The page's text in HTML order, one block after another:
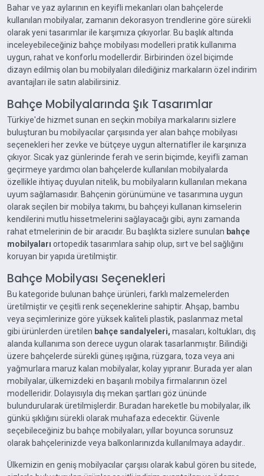
Bahar ve yaz aylarının en keyifli mekanları olan bahçelerde
kullanılan mobilyalar, zamanın dekorasyon trendlerine göre sürekli
olarak yeni tasarımlar ile karşımıza çıkıyorlar. Bu başlık altında
inceleyebileceğiniz bahçe mobilyası modelleri pratik kullanıma
uygun, rahat ve konforlu modellerdir. Birbirinden özel biçimde
dizayn edilmiş olan bu mobilyaları dilediğiniz markaların özel indirim
avantajları ile satın alabilirsiniz.
Bahçe Mobilyalarında Şık Tasarımlar
Türkiye'de hizmet sunan en seçkin mobilya markalarını sizlere
buluşturan bu mobilyacılar çarşısında yer alan bahçe mobilyası
seçenekleri her zevke ve bütçeye uygun alternatifler ile karşınıza
çıkıyor. Sıcak yaz günlerinde ferah ve serin biçimde, keyifli zaman
geçirmeye yardımcı olan bahçelerde kullanılan mobilyalarda
özellikle ihtiyaç duyulan nitelik, bu mobilyaların kullanılan mekana
uyum sağlamasıdır. Bahçenin görünümüne ve tasarımına uygun
olarak seçilen bir mobilya takımı, bu bahçeyi kullanan kimselerin
kendilerini mutlu hissetmelerini sağlayacağı gibi, aynı zamanda
rahat etmelerinin de bir aracıdır. Bu başlıkta sizlere sunulan bahçe
mobilyaları ortopedik tasarımlara sahip olup, sırt ve bel sağlığını
koruyan bir yapıda üretilmiştir.
Bahçe Mobilyası Seçenekleri
Bu kategoride bulunan bahçe ürünleri, farklı malzemelerden
üretilmiştir ve çeşitli renk seçeneklerine sahiptir. Ahşap, bambu
veya seçimlerinize göre yüksek kaliteli plastik, paslanmaz metal
gibi ürünlerden üretilen bahçe sandalyeleri, masaları, koltukları, dış
alanda kullanıma son derece uygun olarak tasarlanmıştır. Bilindiği
üzere bahçelerde sürekli güneş ışığına, rüzgara, toza veya ani
yağmurlara maruz kalan mobilyalar, kolay yıpranır. Burada yer alan
mobilyalar, ülkemizdeki en başarılı mobilya firmalarının özel
modelleridir. Dolayısıyla dış mekan şartları göz ününde
bulundurularak üretilmişlerdir. Buradan hareketle bu mobilyalar, ilk
günkü şıklığını sürekli olarak muhafaza edecektir. Güvenle
seçebileceğiniz bu bahçe mobilyaları, yıllar boyunca sorunsuz
olarak bahçelerinizde veya balkonlarınızda kullanılmaya adaydır..
Ülkemizin en geniş mobilyacılar çarşısı olarak kabul gören bu sitede,